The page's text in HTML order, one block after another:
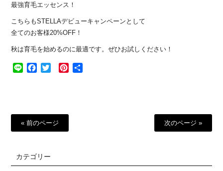
最強育毛エッセンス！
こちらもSTELLAデビューキャンペーンとして
全てのお客様20%OFF！
秋は育毛を始めるのに最適です。ぜひお試しください！
Line Facebook
Twitter Pinterest
« 前のページ 次のページ »
カテゴリー